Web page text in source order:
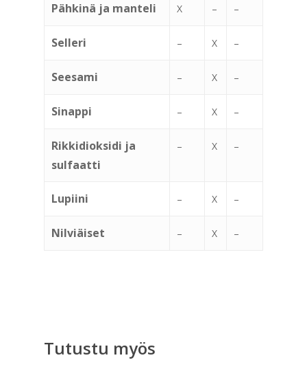
Pähkinä ja manteli X – –
Selleri – X –
Seesami – X –
Sinappi – X –
Rikkidioksidi ja
sulfaatti
– X –
Lupiini – X –
Nilviäiset – X –
Tutustu myös